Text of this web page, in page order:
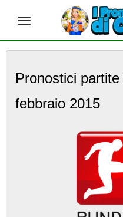
Pronostici
febbraio 2015